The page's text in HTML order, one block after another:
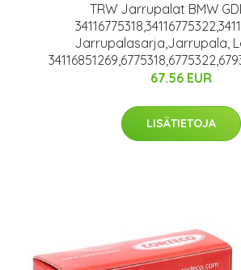
TRW Jarrupalat BMW
Jarrupalasarja,Jarrupala,
67.56 EUR
LISÄTIETOJA